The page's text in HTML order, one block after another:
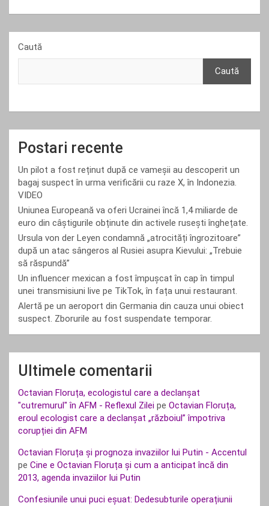
Caută
Caută
Postari recente
Un pilot a fost reținut după ce vameșii au descoperit un
bagaj suspect în urma verificării cu raze X, în Indonezia.
VIDEO
Uniunea Europeană va oferi Ucrainei încă 1,4 miliarde de
euro din câștigurile obținute din activele rusești înghețate.
Ursula von der Leyen condamnă „atrocități îngrozitoare”
după un atac sângeros al Rusiei asupra Kievului: „Trebuie
să răspundă”
Un influencer mexican a fost împușcat în cap în timpul
unei transmisiuni live pe TikTok, în fața unui restaurant.
Alertă pe un aeroport din Germania din cauza unui obiect
suspect. Zborurile au fost suspendate temporar.
Ultimele comentarii
Octavian Floruța, ecologistul care a declanșat
"cutremurul" în AFM - Reflexul Zilei pe Octavian Floruța,
eroul ecologist care a declanșat „războiul” împotriva
corupției din AFM
Octavian Floruța și prognoza invaziilor lui Putin - Accentul
pe Cine e Octavian Floruța și cum a anticipat încă din
2013, agenda invaziilor lui Putin
Confesiunile unui puci eșuat: Dedesubturile operațiunii